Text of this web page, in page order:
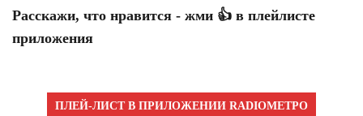
Расскажи, что нравится - жми 👍 в плейлисте
приложения
ПЛЕЙ-ЛИСТ В ПРИЛОЖЕНИИ RADIOМЕТРО